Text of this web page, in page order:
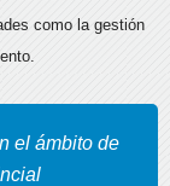
como la gestión
el ámbito de